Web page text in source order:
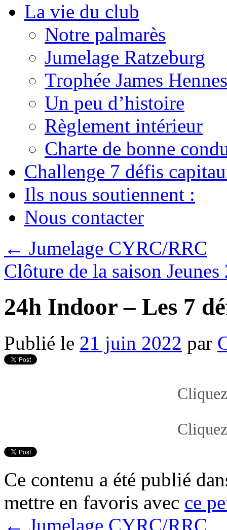
La vie du club
Notre palmarès
Jumelage Ratzeburg
Trophée James
Un peu d’histoire
Règlement intérieur
Charte de bonne
Challenge 7 défis
Ils nous soutiennent :
Nous contacter
← Jumelage CYRC/RRC
Clôture de la saison
24h Indoor – Les 7
Publié le 21 juin 2022 par
Ce contenu a été publié
mettre en favoris avec ce
← Jumelage CYRC/RRC